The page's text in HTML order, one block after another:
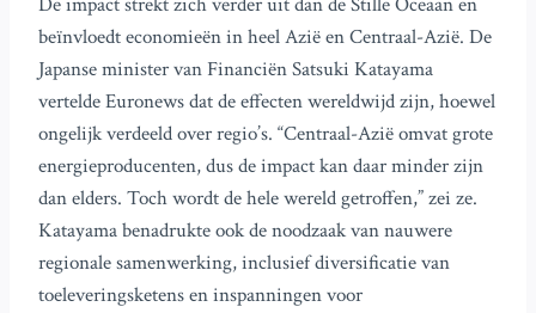
beïnvloedt economieën in heel Azië en Centraal-Azië. De
Japanse minister van Financiën Satsuki Katayama
vertelde Euronews dat de effecten wereldwijd zijn, hoewel
ongelijk verdeeld over regio’s. “Centraal-Azië omvat grote
energieproducenten, dus de impact kan daar minder zijn
dan elders. Toch wordt de hele wereld getroffen,” zei ze.
Katayama benadrukte ook de noodzaak van nauwere
regionale samenwerking, inclusief diversificatie van
toeleveringsketens en inspanningen voor